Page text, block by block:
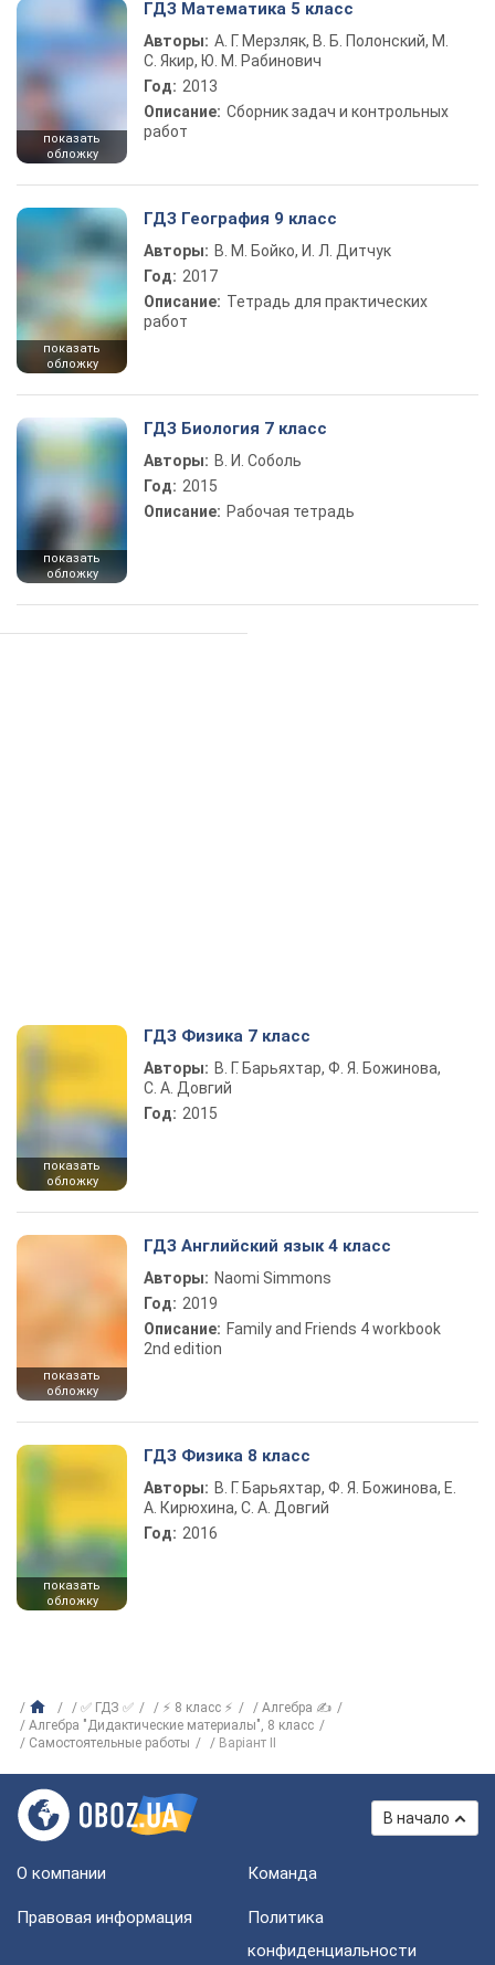
показать
обложку
ГДЗ Математика 5 класс
Авторы: А. Г. Мерзляк, В. Б. Полонский, М.
С. Якир, Ю. М. Рабинович
Год: 2013
Описание: Сборник задач и контрольных
работ
показать
обложку
ГДЗ География 9 класс
Авторы: В. М. Бойко, И. Л. Дитчук
Год: 2017
Описание: Тетрадь для практических
работ
показать
обложку
ГДЗ Биология 7 класс
Авторы: В. И. Соболь
Год: 2015
Описание: Рабочая тетрадь
показать
обложку
ГДЗ Физика 7 класс
Авторы: В. Г. Барьяхтар, Ф. Я. Божинова,
С. А. Довгий
Год: 2015
показать
обложку
ГДЗ Английский язык 4 класс
Авторы: Naomi Simmons
Год: 2019
Описание: Family and Friends 4 workbook
2nd edition
показать
обложку
ГДЗ Физика 8 класс
Авторы: В. Г. Барьяхтар, Ф. Я. Божинова, Е.
А. Кирюхина, С. А. Довгий
Год: 2016
✅ ГДЗ ✅ ⚡ 8 класс ⚡
Алгебра ✍
Алгебра "Дидактические материалы", 8 класс
Самостоятельные работы
Варіант II
В начало
О компании Команда
Правовая информация
Политика
конфиденциальности